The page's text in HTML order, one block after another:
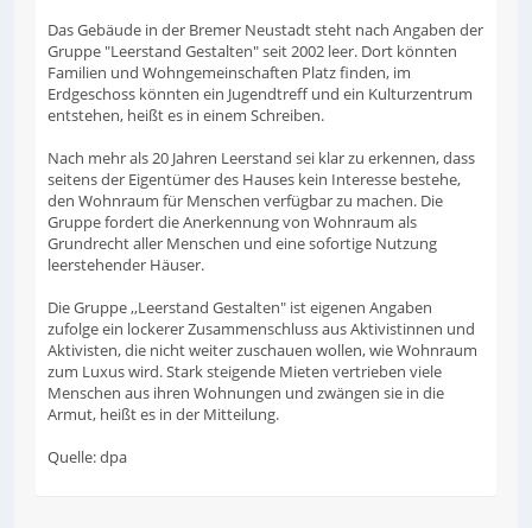
Das Gebäude in der Bremer Neustadt steht nach Angaben der
Gruppe "Leerstand Gestalten" seit 2002 leer. Dort könnten
Familien und Wohngemeinschaften Platz finden, im
Erdgeschoss könnten ein Jugendtreff und ein Kulturzentrum
entstehen, heißt es in einem Schreiben.
Nach mehr als 20 Jahren Leerstand sei klar zu erkennen, dass
seitens der Eigentümer des Hauses kein Interesse bestehe,
den Wohnraum für Menschen verfügbar zu machen. Die
Gruppe fordert die Anerkennung von Wohnraum als
Grundrecht aller Menschen und eine sofortige Nutzung
leerstehender Häuser.
Die Gruppe ,,Leerstand Gestalten" ist eigenen Angaben
zufolge ein lockerer Zusammenschluss aus Aktivistinnen und
Aktivisten, die nicht weiter zuschauen wollen, wie Wohnraum
zum Luxus wird. Stark steigende Mieten vertrieben viele
Menschen aus ihren Wohnungen und zwängen sie in die
Armut, heißt es in der Mitteilung.
Quelle: dpa